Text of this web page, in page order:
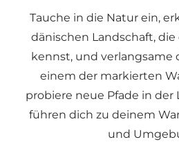
Tauche in die Natur ein,
dänischen Landschaft,
kennst, und verlangsame
einem der markierten
probiere neue Pfade in der
führen dich zu deinem
und